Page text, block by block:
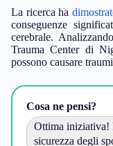
La ricerca ha
conseguenze
cerebrale.
Trauma Center di
possono causare
Cosa ne pensi?
Ottima iniziativa!
sicurezza degli